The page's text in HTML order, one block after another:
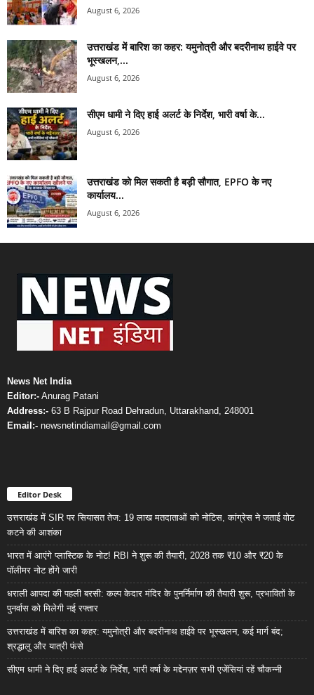
August 6, 2026
उत्तराखंड में बारिश का कहर: यमुनोत्री और बदरीनाथ हाईवे पर
भूस्खलन,...
August 6, 2026
सीएम धामी ने दिए हाई अलर्ट के निर्देश, भारी वर्षा के...
August 6, 2026
उत्तराखंड को मिल सकती है बड़ी सौगात, EPFO के नए
कार्यालय...
August 6, 2026
News Net India
Editor:- Anurag Patani
Address:- 63 B Rajpur Road Dehradun, Uttarakhand, 248001
Email:- newsnetindiamail@gmail.com
Editor Desk
उत्तराखंड में SIR पर सियासत तेज: 19 लाख मतदाताओं को नोटिस, कांग्रेस ने जताई वोट
कटने की आशंका
भारत में आएंगे प्लास्टिक के नोट! RBI ने शुरू की तैयारी, 2028 तक ₹10 और ₹20 के
पॉलीमर नोट होंगे जारी
धराली आपदा की पहली बरसी: कल्प केदार मंदिर के पुनर्निर्माण की तैयारी शुरू, प्रभावितों के
पुनर्वास को मिलेगी नई रफ्तार
उत्तराखंड में बारिश का कहर: यमुनोत्री और बदरीनाथ हाईवे पर भूस्खलन, कई मार्ग बंद;
श्रद्धालु और यात्री फंसे
सीएम धामी ने दिए हाई अलर्ट के निर्देश, भारी वर्षा के मद्देनज़र सभी एजेंसियां रहें चौकन्नी